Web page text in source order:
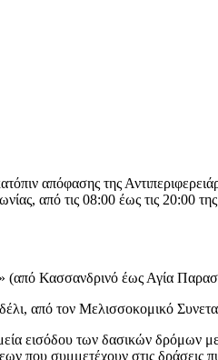
απόφασης της
από τις 08:00 έως τις
Κασσανδρινό έως Αγία
από τον Μελισσοκομικό
εισόδου των δασικών
που συμμετέχουν στις δράσεις